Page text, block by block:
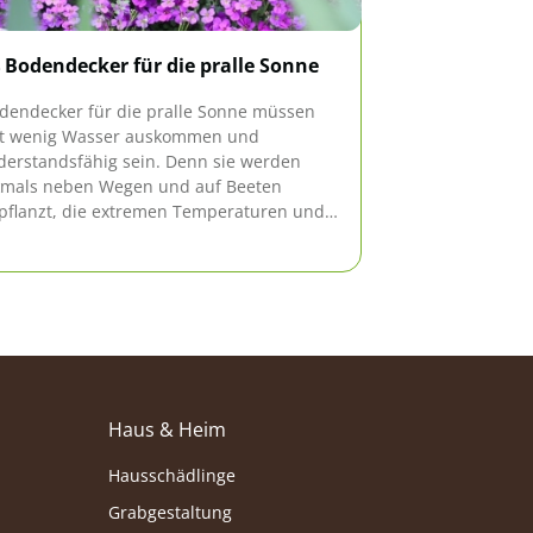
Bodendecker für die pralle Sonne
für die pralle Sonne müssen
wenig Wasser auskommen und
sein. Denn sie werden
neben Wegen und auf Beeten
die extremen Temperaturen und
Haus & Heim
Hausschädlinge
Grabgestaltung